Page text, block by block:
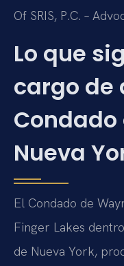
Of SRIS, P.C. –
Lo que
cargo de
Condado
Nueva
El Condado de
Finger Lakes
de Nueva York,